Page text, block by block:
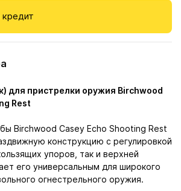
кредит
для пристрелки оружия Birchwood
Rest
Birchwood Casey Echo Shooting Rest
конструкцию с регулировкой
упоров, так и верхней
его универсальным для широкого
огнестрельного оружия.